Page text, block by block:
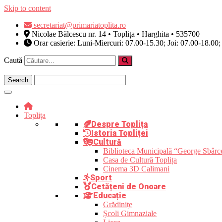
Skip to content
secretariat@primariatoplita.ro
Nicolae Bălcescu nr. 14 • Toplița • Harghita • 535700
Orar casierie: Luni-Miercuri: 07.00-15.30; Joi: 07.00-
Caută
Toplița
Despre Toplița
Istoria Topliței
Cultură
Biblioteca Municipală “George
Casa de Cultură Toplița
Cinema 3D Calimani
Sport
Cetățeni de Onoare
Educație
Grădinițe
Școli Gimnaziale